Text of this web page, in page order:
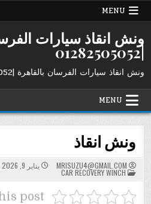
Skip
MENU
ونش انقاذ سيارات
|01282505052
ونش انقاذ سيارات الفرسان بالقاهرة |01282505052
MENU
ونش انقاذ
MRISUZU4@GMAIL.COM يناير 9, 2026
POSTED
IN
CAR RECOVERY WINCH
post